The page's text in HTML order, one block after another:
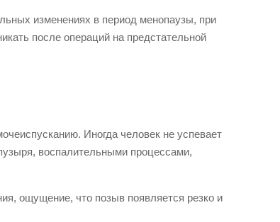
изменениях в период менопаузы, при
после операций на предстательной
Иногда человек не успевает
воспалительными процессами,
ощущение, что позыв появляется резко и